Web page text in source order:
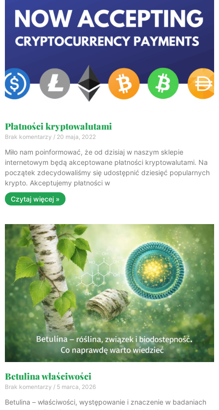
Płatności kryptowalutami
Brak komentarzy 20 maja, 2022
Miło nam poinformować, że od dzisiaj w naszym sklepie
internetowym będą akceptowane płatności kryptowalutami. Na
początek zdecydowaliśmy się udostępnić dziesięć popularnych
krypto. Akceptujemy płatności w
Czytaj więcej »
Betulina właściwości
Brak komentarzy 5 marca, 2026
Betulina – właściwości, występowanie i znaczenie w badaniach